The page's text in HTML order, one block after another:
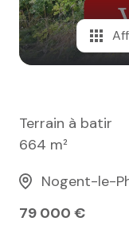
honoraires
contact
Terrain à batir
664 m²
Nogent-le-
79 000 €